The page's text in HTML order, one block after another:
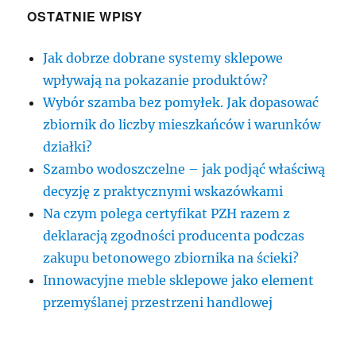
OSTATNIE WPISY
Jak dobrze dobrane systemy sklepowe
wpływają na pokazanie produktów?
Wybór szamba bez pomyłek. Jak dopasować
zbiornik do liczby mieszkańców i warunków
działki?
Szambo wodoszczelne – jak podjąć właściwą
decyzję z praktycznymi wskazówkami
Na czym polega certyfikat PZH razem z
deklaracją zgodności producenta podczas
zakupu betonowego zbiornika na ścieki?
Innowacyjne meble sklepowe jako element
przemyślanej przestrzeni handlowej